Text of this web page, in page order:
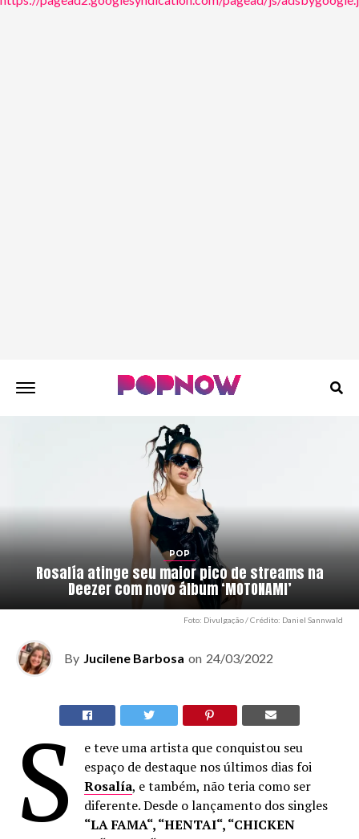
POP
Rosalía atinge seu maior pico de streams na
Deezer com novo álbum ‘MOTONAMI’
Foto: Divulgação / Crédito: Daniel Sannwald
By Jucilene Barbosa on 24/03/2022
S
e teve uma artista que conquistou seu
espaço de destaque nos últimos dias foi
Rosalía, e também, não teria como ser
diferente. Desde o lançamento dos singles
“LA FAMA“, “HENTAI“, “CHICKEN